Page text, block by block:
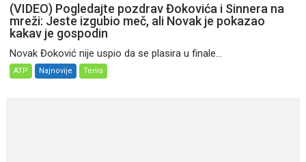
(VIDEO) Pogledajte pozdrav Đokovića i Sinnera na
mreži: Jeste izgubio meč, ali Novak je pokazao
kakav je gospodin
Novak Đoković nije uspio da se plasira u finale...
ATP Najnovije Tenis